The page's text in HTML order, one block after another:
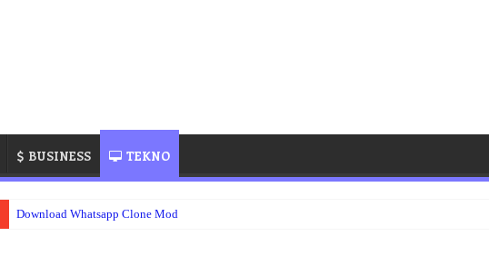
BUSINESS TEKNO
Download Whatsapp Clone Mod